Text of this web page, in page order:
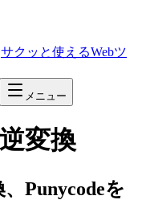
サクッと使えるWebツ
メニュー
変換
Punycodeを